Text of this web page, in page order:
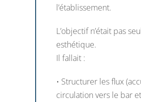
l’établissement.
L’objectif n’était pas
esthétique.
Il fallait :
• Structurer les flux
circulation vers le bar